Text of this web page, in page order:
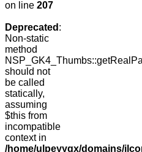
on line 207
Deprecated :
Non-static
method
should not
be called
statically,
assuming
$this from
incompatible
context in
/home/ulpeyygx/domains/